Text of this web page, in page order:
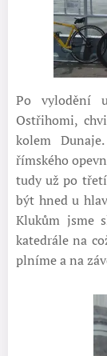
Po vylodění
Ostřihomi,
kolem
římského
tudy už po
být hned u
Klukům jsme
katedrále na
plníme a na